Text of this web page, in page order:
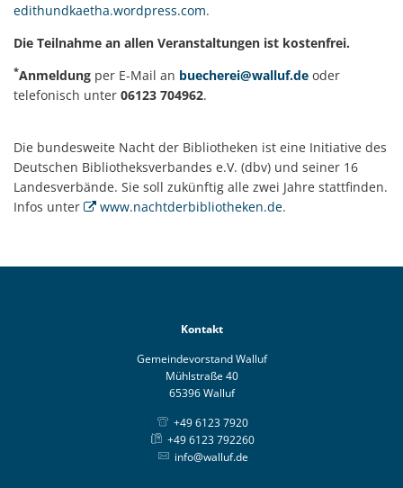
edithundkaetha.wordpress.com.
Die Teilnahme an allen Veranstaltungen ist kostenfrei.
*Anmeldung per E-Mail an buecherei@walluf.de oder
telefonisch unter 06123 704962.
Die bundesweite Nacht der Bibliotheken ist eine Initiative des
Deutschen Bibliotheksverbandes e.V. (dbv) und seiner 16
Landesverbände. Sie soll zukünftig alle zwei Jahre stattfinden.
Infos unter
www.nachtderbibliotheken.de.
Kontakt
Gemeindevorstand Walluf
Mühlstraße 40
65396 Walluf
+49 6123 7920
+49 6123 792260
info@walluf.de